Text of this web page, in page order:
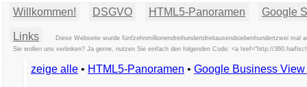
Willkommen! DSGVO HTML5-Panoramen Google
Links
Diese Webseite wurde fünfzehnmillionendreihundertdreitausendsiebenhundertzwei
Sie wollen uns verlinken? Ja gerne, nutzen Sie einfach den folgenden Code: <a href="http://
zeige alle • HTML5-Panoramen • Google Business